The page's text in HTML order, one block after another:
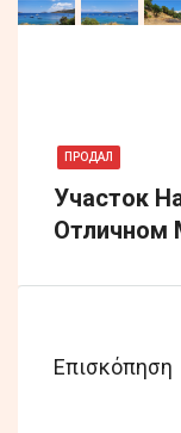
ПРОДАЛ
Участок
Отличном
Επισκόπηση